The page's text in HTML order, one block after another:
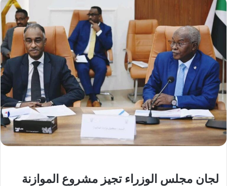
لجان مجلس الوزراء تجيز مشروع الموازنة